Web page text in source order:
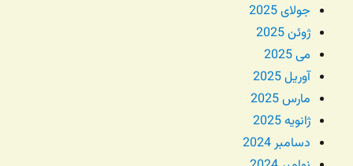
جولای 2025
ژوئن 2025
می 2025
آوریل 2025
مارس 2025
ژانویه 2025
دسامبر 2024